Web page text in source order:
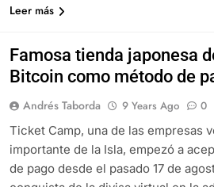
Leer más
Famosa tienda japonesa
Bitcoin como método de
Andrés Taborda 9 Years Ago 0
Ticket Camp, una de las empresas
importante de la Isla, empezó a
de pago desde el pasado 17 de